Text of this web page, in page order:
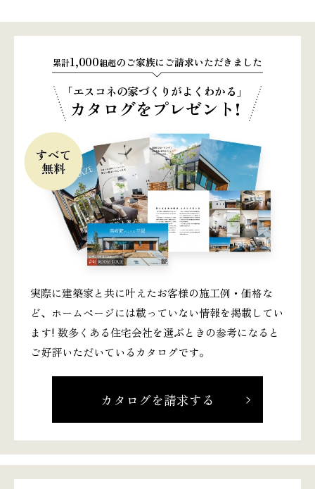
累計1,000組超のご家族にご請求いただきました
「エスコネの家づくりがよくわかる」
カタログをプレゼント!
実際に建築家と共に叶えたお客様の施工例・価格な
ど、ホームページには載っていない情報を掲載してい
ます! 数多くある住宅会社を選ぶときの参考になると
ご好評いただいているカタログです。
カタログを請求する